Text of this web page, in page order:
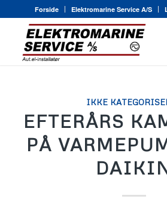
Forside Elektromarine Service A/S
IKKE
EFTERÅRS
PÅ